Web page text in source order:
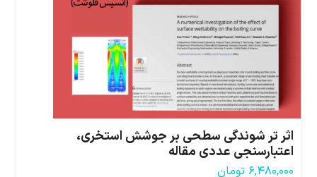
اثر تر شوندگی سطحی بر جوشش استخری،
اعتبارسنجی عددی مقاله
۶,۴۸۰,۰۰۰ تومان